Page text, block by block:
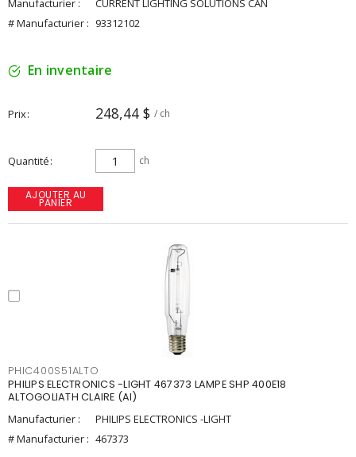
Manufacturier :
CURRENT LIGHTING SOLUTIONS CAN
# Manufacturier : 93312102
En inventaire
Prix 248,44 $ / ch
Quantité ch
AJOUTER AU
PANIER
PHIC400S51ALTO
PHILIPS ELECTRONICS -LIGHT 467373 LAMPE SHP 400E18
ALTOGOLIATH CLAIRE (AI)
Manufacturier :
PHILIPS ELECTRONICS -LIGHT
# Manufacturier : 467373